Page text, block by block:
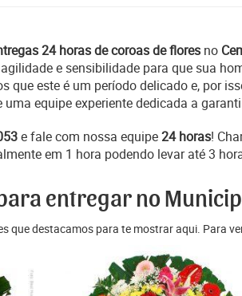
24 horas de coroas de flores no
e sensibilidade para que sua
que este é um período delicado e, por
equipe experiente dedicada a
e fale com nossa equipe24 horas!
em 1 hora podendo levar até 3
entregar no
que destacamos para te mostrar aqui. Para